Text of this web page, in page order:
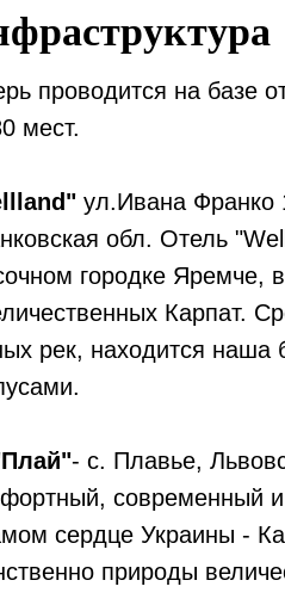
проводится на базе
мест.
ул.Ивана Франко
обл. Отель
городке Яремче,
Карпат.
рек, находится
- с. Плавье,
современный
сердце Украины -
природы